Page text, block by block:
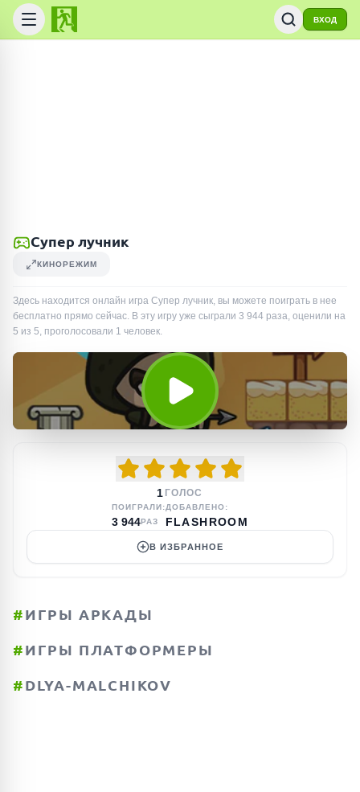
ВХОД
Супер лучник
КИНОРЕЖИМ
Здесь находится онлайн игра Супер лучник, вы можете поиграть в нее
бесплатно прямо сейчас. В эту игру уже сыграли 3 944 раза, оценили на
5 из 5, проголосовали 1 человек.
1 ГОЛОС
ПОИГРАЛИ:
3 944РАЗ
ДОБАВЛЕНО:
FLASHROOM
В ИЗБРАННОЕ
#ИГРЫ АРКАДЫ
#ИГРЫ ПЛАТФОРМЕРЫ
#DLYA-MALCHIKOV